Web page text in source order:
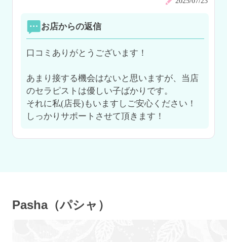
お店からの返信
口コミありがとうございます！
あまり接する機会はないと思いますが、当店
のセラピストは優しい子ばかりです。
それに私(店長)もいますしご安心ください！
Pasha（パシャ）